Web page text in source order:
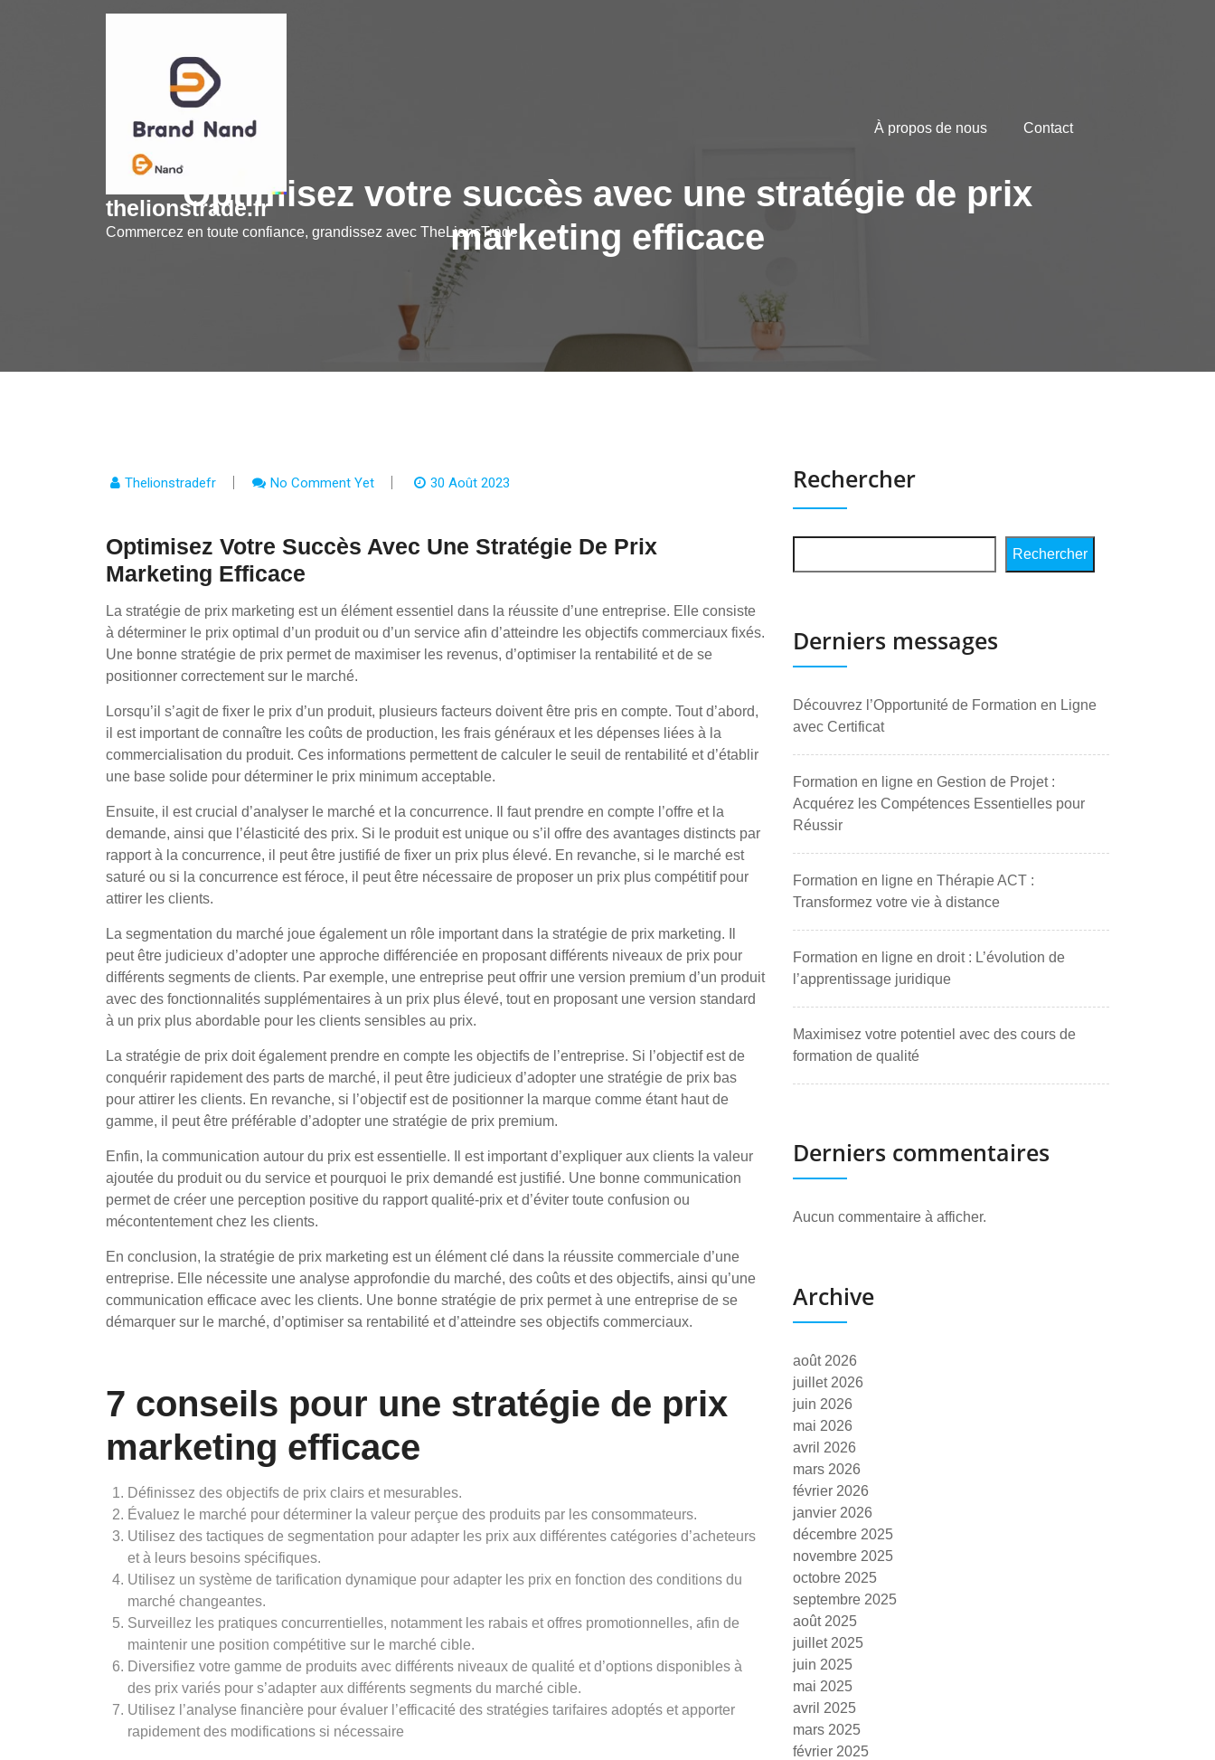
thelionstrade.fr
Commercez en toute confiance, grandissez avec TheLionsTrade
À propos de nous Contact
Optimisez votre succès avec une stratégie de prix
marketing efficace
Thelionstradefr No Comment Yet 30 Août 2023
Optimisez Votre Succès Avec Une Stratégie De Prix
Marketing Efficace
La stratégie de prix marketing est un élément essentiel dans la réussite d’une entreprise. Elle consiste
à déterminer le prix optimal d’un produit ou d’un service afin d’atteindre les objectifs commerciaux fixés.
Une bonne stratégie de prix permet de maximiser les revenus, d’optimiser la rentabilité et de se
positionner correctement sur le marché.
Lorsqu’il s’agit de fixer le prix d’un produit, plusieurs facteurs doivent être pris en compte. Tout d’abord,
il est important de connaître les coûts de production, les frais généraux et les dépenses liées à la
commercialisation du produit. Ces informations permettent de calculer le seuil de rentabilité et d’établir
une base solide pour déterminer le prix minimum acceptable.
Ensuite, il est crucial d’analyser le marché et la concurrence. Il faut prendre en compte l’offre et la
demande, ainsi que l’élasticité des prix. Si le produit est unique ou s’il offre des avantages distincts par
rapport à la concurrence, il peut être justifié de fixer un prix plus élevé. En revanche, si le marché est
saturé ou si la concurrence est féroce, il peut être nécessaire de proposer un prix plus compétitif pour
attirer les clients.
La segmentation du marché joue également un rôle important dans la stratégie de prix marketing. Il
peut être judicieux d’adopter une approche différenciée en proposant différents niveaux de prix pour
différents segments de clients. Par exemple, une entreprise peut offrir une version premium d’un produit
avec des fonctionnalités supplémentaires à un prix plus élevé, tout en proposant une version standard
à un prix plus abordable pour les clients sensibles au prix.
La stratégie de prix doit également prendre en compte les objectifs de l’entreprise. Si l’objectif est de
conquérir rapidement des parts de marché, il peut être judicieux d’adopter une stratégie de prix bas
pour attirer les clients. En revanche, si l’objectif est de positionner la marque comme étant haut de
gamme, il peut être préférable d’adopter une stratégie de prix premium.
Enfin, la communication autour du prix est essentielle. Il est important d’expliquer aux clients la valeur
ajoutée du produit ou du service et pourquoi le prix demandé est justifié. Une bonne communication
permet de créer une perception positive du rapport qualité-prix et d’éviter toute confusion ou
mécontentement chez les clients.
En conclusion, la stratégie de prix marketing est un élément clé dans la réussite commerciale d’une
entreprise. Elle nécessite une analyse approfondie du marché, des coûts et des objectifs, ainsi qu’une
communication efficace avec les clients. Une bonne stratégie de prix permet à une entreprise de se
démarquer sur le marché, d’optimiser sa rentabilité et d’atteindre ses objectifs commerciaux.
7 conseils pour une stratégie de prix
marketing efficace
Définissez des objectifs de prix clairs et mesurables.
Évaluez le marché pour déterminer la valeur perçue des produits par les consommateurs.
Utilisez des tactiques de segmentation pour adapter les prix aux différentes catégories d’acheteurs
et à leurs besoins spécifiques.
Utilisez un système de tarification dynamique pour adapter les prix en fonction des conditions du
marché changeantes.
Surveillez les pratiques concurrentielles, notamment les rabais et offres promotionnelles, afin de
maintenir une position compétitive sur le marché cible.
Diversifiez votre gamme de produits avec différents niveaux de qualité et d’options disponibles à
des prix variés pour s’adapter aux différents segments du marché cible.
Utilisez l’analyse financière pour évaluer l’efficacité des stratégies tarifaires adoptés et apporter
rapidement des modifications si nécessaire
Rechercher
Rechercher
Derniers messages
Découvrez l’Opportunité de Formation en Ligne
avec Certificat
Formation en ligne en Gestion de Projet :
Acquérez les Compétences Essentielles pour
Réussir
Formation en ligne en Thérapie ACT :
Transformez votre vie à distance
Formation en ligne en droit : L’évolution de
l’apprentissage juridique
Maximisez votre potentiel avec des cours de
formation de qualité
Derniers commentaires
Aucun commentaire à afficher.
Archive
août 2026
juillet 2026
juin 2026
mai 2026
avril 2026
mars 2026
février 2026
janvier 2026
décembre 2025
novembre 2025
octobre 2025
septembre 2025
août 2025
juillet 2025
juin 2025
mai 2025
avril 2025
mars 2025
février 2025